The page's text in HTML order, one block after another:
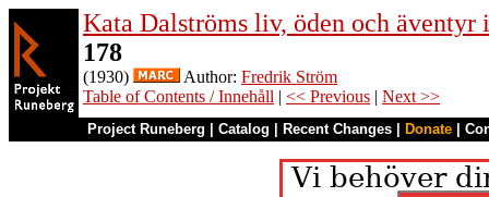
Kata Dalströms liv, öden och
178
(1930) Author: Fredrik Ström
Table of Contents / Innehåll | << Previous | Next >>
Project Runeberg Catalog Recent Changes Donate